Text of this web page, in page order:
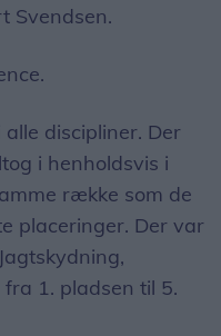
Svendsen.
discipliner. Der
i henholdsvis i
række som de
placeringer. Der var
1. pladsen til 5.